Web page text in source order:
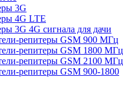
3G
4G LTE
3G 4G сигнала для дачи
репитеры GSM 900 МГц
репитеры GSM 1800 МГц
репитеры GSM 2100 МГц
репитеры GSM 900-1800